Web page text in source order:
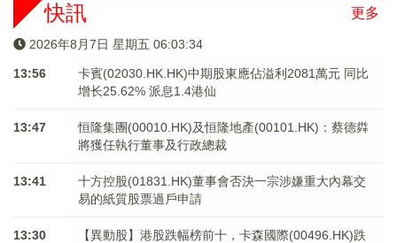
更多
快訊
2026年8月7日 星期五 06:03:34
13:56
卡賓(02030.HK.HK)中期股東應佔溢利2081萬元 同比
增长25.62% 派息1.4港仙
13:47
恒隆集團(00010.HK)及恒隆地產(00101.HK)：蔡德粦
將獲任執行董事及行政總裁
13:41
十方控股(01831.HK)董事會否決一宗涉嫌重大內幕交
易的紙質股票過戶申請
13:30
【異動股】港股跌幅榜前十，卡森國際(00496.HK)跌